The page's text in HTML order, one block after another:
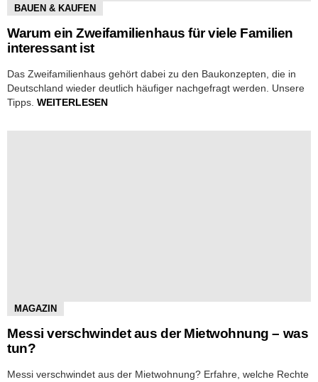
BAUEN & KAUFEN
Warum ein Zweifamilienhaus für viele Familien
interessant ist
Das Zweifamilienhaus gehört dabei zu den Baukonzepten, die in
Deutschland wieder deutlich häufiger nachgefragt werden. Unsere
Tipps. WEITERLESEN
MAGAZIN
Messi verschwindet aus der Mietwohnung – was
tun?
Messi verschwindet aus der Mietwohnung? Erfahre, welche Rechte